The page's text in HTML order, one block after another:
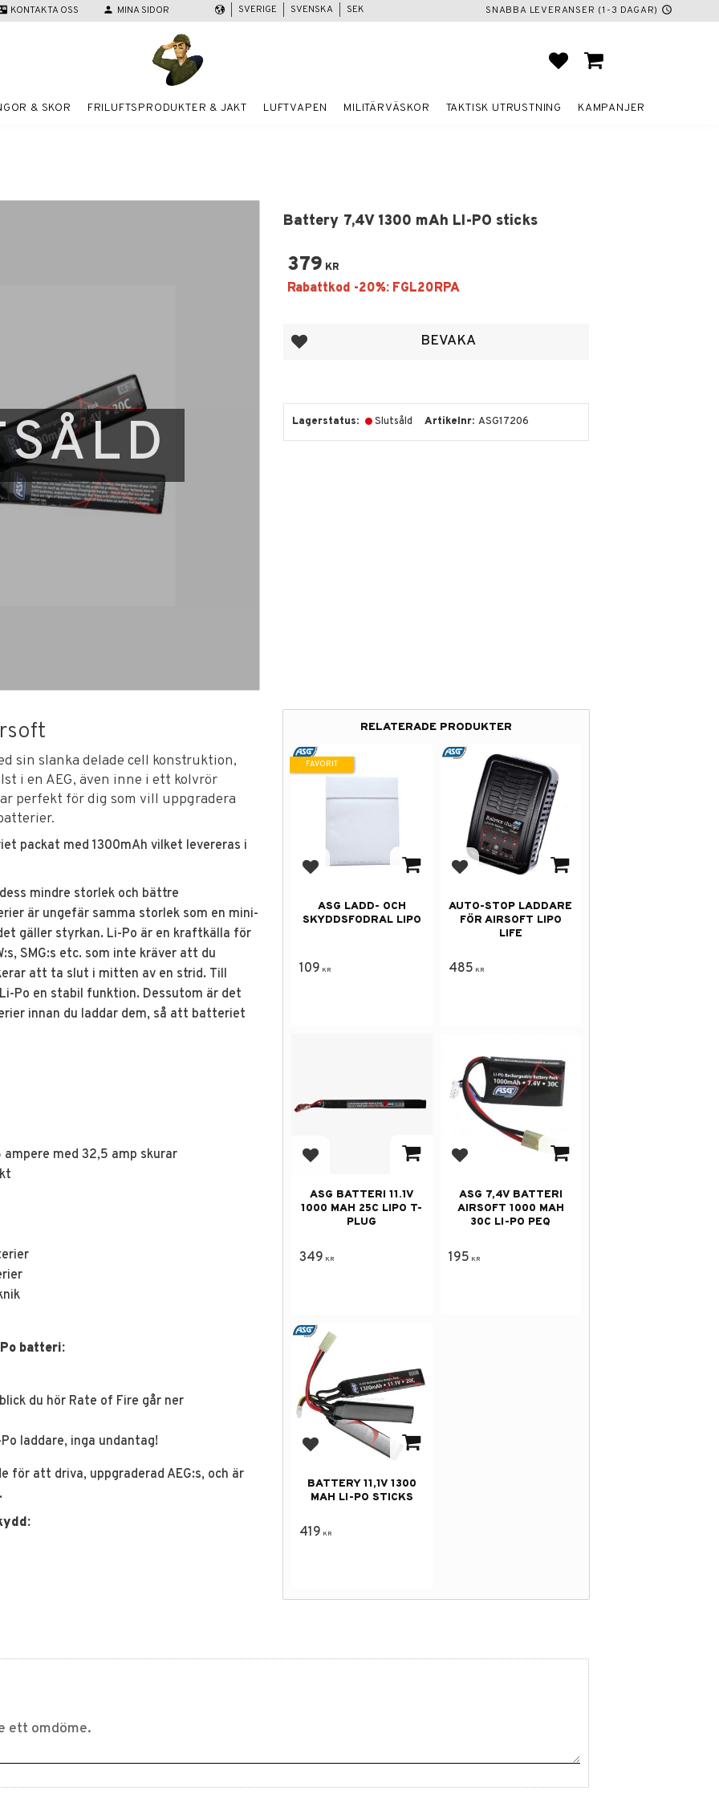
KONTAKTA OSS person MINA SIDOR SNABBA LEVERANSER (1-3 DAGAR) schedule
SVERIGE SVENSKA SEK
FAVORITER
KUNDVAGN
& SKOR FRILUFTSPRODUKTER & JAKT LUFTVAPEN MILITÄRVÄSKOR TAKTISK UTRUSTNING KAMPANJER
Battery 7,4V 1300 mAh LI-PO sticks
379 KR
Lägg till i favoriter BEVAKA
Lagerstatus Slutsåld Artikelnr ASG17206
sin slanka delade cell konstruktion,
i en AEG, även inne i ett kolvrör
perfekt för dig som vill uppgradera
packat med 1300mAh vilket levereras i
mindre storlek och bättre
är ungefär samma storlek som en mini-
gäller styrkan. Li-Po är en kraftkälla för
SMG:s etc. som inte kräver att du
att ta slut i mitten av en strid. Till
Po en stabil funktion. Dessutom är det
innan du laddar dem, så att batteriet
med 32,5 amp skurar
batteri:
du hör Rate of Fire går ner
laddare, inga undantag!
för att driva, uppgraderad AEG:s, och är
RELATERADE PRODUKTER
Lägg till i favoriter
ASG LADD- OCH
SKYDDSFODRAL LIPO
109 KR
FAVORIT
Lägg till i favoriter
AUTO-STOP LADDARE
FÖR AIRSOFT LIPO
LIFE
485 KR
Lägg till i favoriter
ASG BATTERI 11.1V
1000 MAH 25C LIPO T-
PLUG
349 KR
Lägg till i favoriter
ASG 7,4V BATTERI
AIRSOFT 1000 MAH
30C LI-PO PEQ
195 KR
Lägg till i favoriter
BATTERY 11,1V 1300
MAH LI-PO STICKS
419 KR